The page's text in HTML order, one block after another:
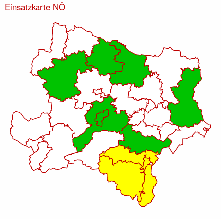
Einsatzkarte NÖ